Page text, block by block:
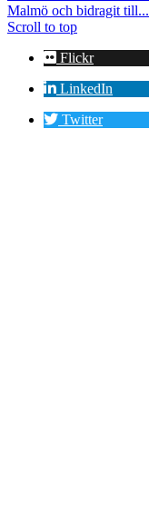
Malmö och bidragit till...
Scroll to top
Flickr
LinkedIn
Twitter